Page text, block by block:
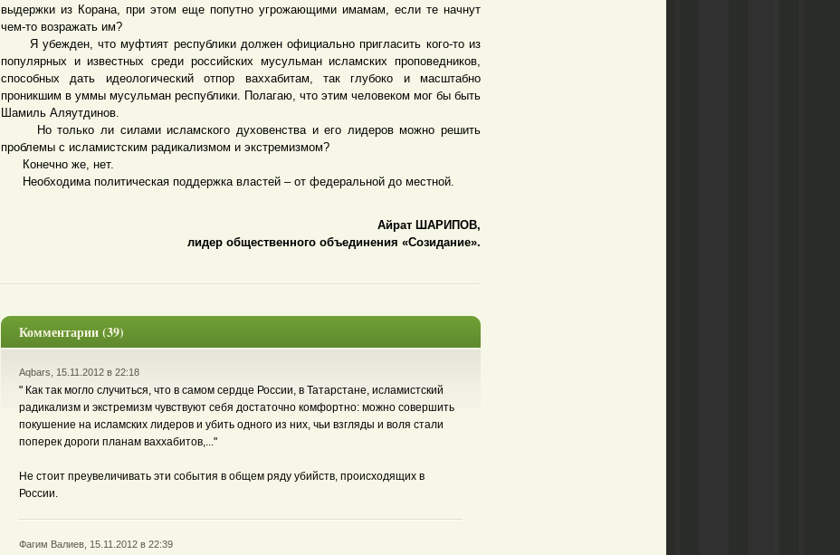
выдержки из Корана, при этом еще попутно угрожающими имамам, если те начнут
чем-то возражать им?
Я убежден, что муфтият республики должен официально пригласить кого-то из
популярных и известных среди российских мусульман исламских проповедников,
способных дать идеологический отпор ваххабитам, так глубоко и масштабно
проникшим в уммы мусульман республики. Полагаю, что этим человеком мог бы быть
Шамиль Аляутдинов.
Но только ли силами исламского духовенства и его лидеров можно решить
проблемы с исламистским радикализмом и экстремизмом?
Конечно же, нет.
Необходима политическая поддержка властей – от федеральной до местной.
Айрат ШАРИПОВ,
лидер общественного объединения «Созидание».
Комментарии (39)
Aqbars, 15.11.2012 в 22:18
" Как так могло случиться, что в самом сердце России, в Татарстане, исламистский
радикализм и экстремизм чувствуют себя достаточно комфортно: можно совершить
покушение на исламских лидеров и убить одного из них, чьи взгляды и воля стали
поперек дороги планам ваххабитов,..."
Не стоит преувеличивать эти события в общем ряду убийств, происходящих в
России.
Фагим Валиев, 15.11.2012 в 22:39